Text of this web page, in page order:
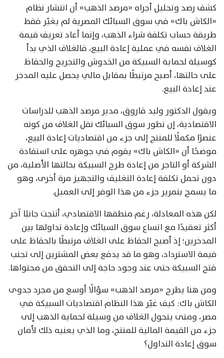
كشف رصد وتحليل أجراه «مرصد الذهب» أن انتشار نظام
«الكاش باك» في سوق السبائك المصرية لم يغيّر فقط
طريقة حساب تكلفة شراء الذهب، وإنما أعاد تعريف قيمة
الغلاف نفسه في عملية إعادة البيع، فالغلاف الذي بدأ
كوسيلة لحماية السبيكة من الخدوش والتجريح والحفاظ
على حالتها، أصبح مرتبطًا بمقابل مالي يحصل عليه المدخر
عند إعادة البيع.
ويقول الدكتور وليد فاروق، مدير مرصد الذهب للدراسات
الاقتصادية، إن تطور سوق السبائك نقل الغلاف من كونه
عنصرًا مكملًا للمنتج إلى جزء من اقتصاديات إعادة البيع،
موضحًا أن «الكاش باك» يقوم في جوهره على استفادة
الشركة أو التاجر من إعادة طرح السبيكة بحالتها الأصلية، من
دون تحمل تكلفة إعادة التغليف والتجهيز مرة أخرى، وهو
ما يسمح بتمرير جزء من هذا الوفر إلى العميل.
لكن هذه المعادلة، رغم منطقها الاقتصادي، أنتجت جانبًا آخر
أكثر تعقيدًا مع اتساع سوق السبائك وإعادة تداولها بين
المدخرين؛ إذ أصبح الحفاظ على الغلاف مرتبطًا بالحفاظ على
قيمة الاسترداد، وهو ما قد يدفع بعض المشترين إلى تجنب
فتح السبيكة حتى عند وجود حاجة إلى التحقق من محتواها.
ومن هنا يطرح «مرصد الذهب» سؤالًا أوسع من مجرد جدوى
الكاش باك: كيف غيّر هذا النظام اقتصاديات السبيكة في
مصر، ومتى يتحول الغلاف من وسيلة لحماية الذهب إلى
جزء من القيمة المالية للمنتج، وما الذي يعنيه ذلك لأمان
سوق إعادة التداول؟